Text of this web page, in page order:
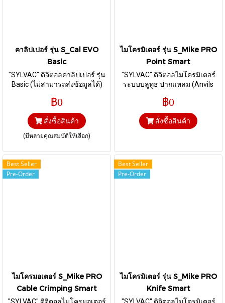
คาลิปเปอร์ รุ่น S_Cal EVO
Basic
"SYLVAC" ดิจิตอลคาลิปเปอร์ รุ่น
Basic (ไม่สามารถส่งข้อมูลได้)
และ 300 mm.
฿0
สั่งซื้อสินค้า
(มีหลายคุณสมบัติให้เลือก)
ไมโครมิเตอร์ รุ่น S_Mike PRO
Point Smart
"SYLVAC" ดิจิตอลไมโครมิเตอร์
ระบบบลูทูธ ปากแหลม (Anvils
mm )
฿0
สั่งซื้อสินค้า
Best Seller
Pre-Order
ไมโครมอเตอร์ S_Mike PRO
Cable Crimping Smart
Best Seller
Pre-Order
ไมโครมิเตอร์ รุ่น S_Mike PRO
Knife Smart